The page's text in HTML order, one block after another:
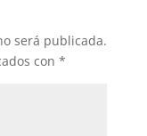
será publicada.
con *